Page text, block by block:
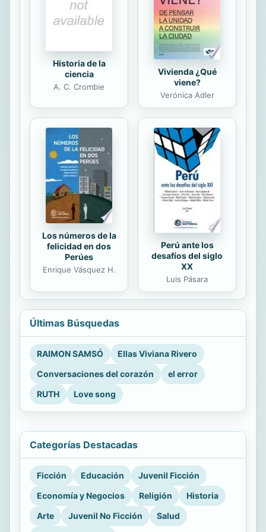
plantean. El abordaje terapéutico
que se propone es un...
Historia de la
ciencia
A. C. Crombie
Vivienda ¿Qué
viene?
Verónica Adler
Los números de la
felicidad en dos
Perúes
Enrique Vásquez H.
Perú ante los
desafíos del siglo
XX
Luis Pásara
Últimas Búsquedas
RAIMON SAMSÓ
Ellas Viviana Rivero
Conversaciones del corazón
el error
RUTH
Love song
Categorías Destacadas
Ficción Educación
Juvenil Ficción
Economía y Negocios
Religión
Historia
Arte
Juvenil No Ficción
Salud